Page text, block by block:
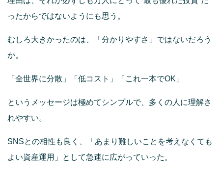
ったからではないようにも思う。
むしろ大きかったのは、「分かりやすさ」ではないだろう
か。
「全世界に分散」「低コスト」「これ一本でOK」
というメッセージは極めてシンプルで、多くの人に理解さ
れやすい。
SNSとの相性も良く、「あまり難しいことを考えなくても
よい資産運用」として急速に広がっていった。